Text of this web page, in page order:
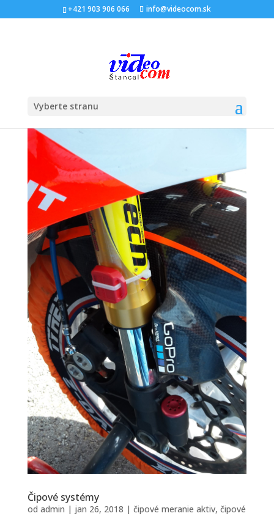
+421 903 906 066 info@videocom.sk
Vyberte stranu
Čipové systémy
od admin | jan 26, 2018 | čipové meranie aktiv, čipové